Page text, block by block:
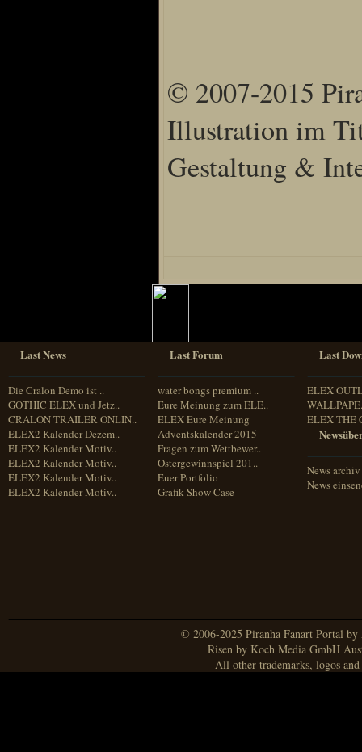
© 2007-2015
Illustration im
Gestaltung &
Last News
Die Cralon Demo ist ..
GOTHIC ELEX und Jetz..
CRALON TRAILER ONLIN..
ELEX2 Kalender Dezem..
ELEX2 Kalender Motiv..
ELEX2 Kalender Motiv..
ELEX2 Kalender Motiv..
ELEX2 Kalender Motiv..
Last Forum
water bongs premium ..
Eure Meinung zum ELE..
ELEX Eure Meinung
Adventskalender 2015
Fragen zum Wettbewer..
Ostergewinnspiel 201..
Euer Portfolio
Grafik Show Case
Last
ELEX
ELEX THE
News archiv
News
© 2006-2025 Piranha Fanart Portal
Risen by Koch Media GmbH
All other trademarks, logos